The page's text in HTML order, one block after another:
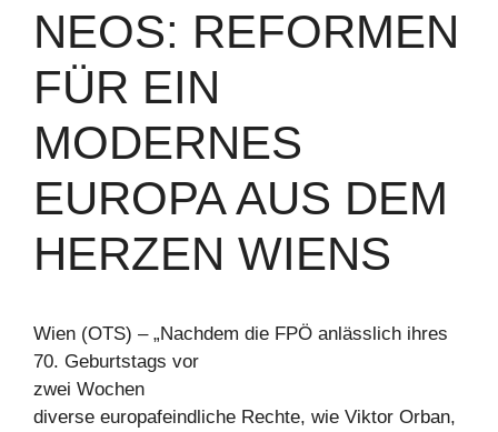
NEOS: REFORMEN
FÜR EIN
MODERNES
EUROPA AUS DEM
HERZEN WIENS
Wien (OTS) – „Nachdem die FPÖ anlässlich ihres
70. Geburtstags vor
zwei Wochen
diverse europafeindliche Rechte, wie Viktor Orban,